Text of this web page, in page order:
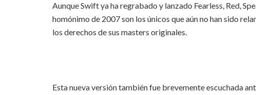
Aunque Swift ya ha regrabado y lanzado Fearless, Red,
homónimo de 2007 son los únicos que aún no han sido
los derechos de sus masters originales.
Esta nueva versión también fue brevemente escuchada